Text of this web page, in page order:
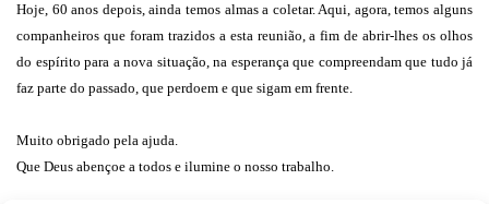
Hoje, 60 anos depois, ainda temos almas a coletar. Aqui, agora, temos alguns
companheiros que foram trazidos a esta reunião, a fim de abrir-lhes os olhos
do espírito para a nova situação, na esperança que compreendam que tudo já
faz parte do passado, que perdoem e que sigam em frente.
Muito obrigado pela ajuda.
Que Deus abençoe a todos e ilumine o nosso trabalho.